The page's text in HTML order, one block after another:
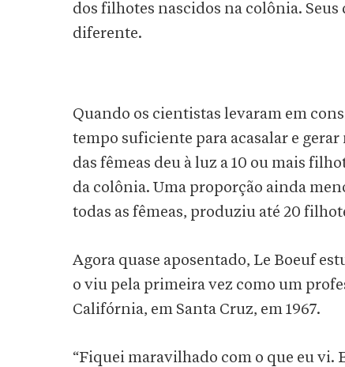
dos filhotes nascidos na colônia.
diferente.
Quando os cientistas levaram em
tempo suficiente para acasalar e
das fêmeas deu à luz a 10 ou mais
da colônia. Uma proporção ainda
todas as fêmeas, produziu até 20
Agora quase aposentado, Le Boeuf
o viu pela primeira vez como um
Califórnia, em Santa Cruz, em 1967.
“Fiquei maravilhado com o que eu vi.